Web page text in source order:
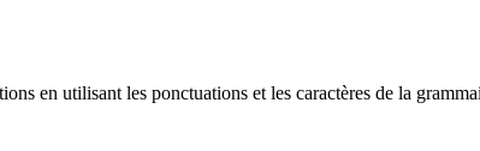
en utilisant les ponctuations et les caractères de la